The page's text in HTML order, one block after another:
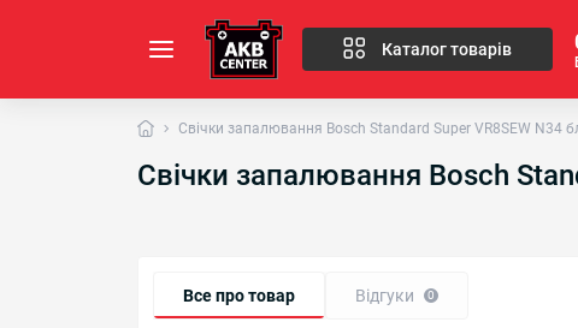
Каталог товарів
Свічки запалювання Bosch Standard Super VR8SEW N34
Свічки запалювання Bosch
Все про товар Відгуки 0